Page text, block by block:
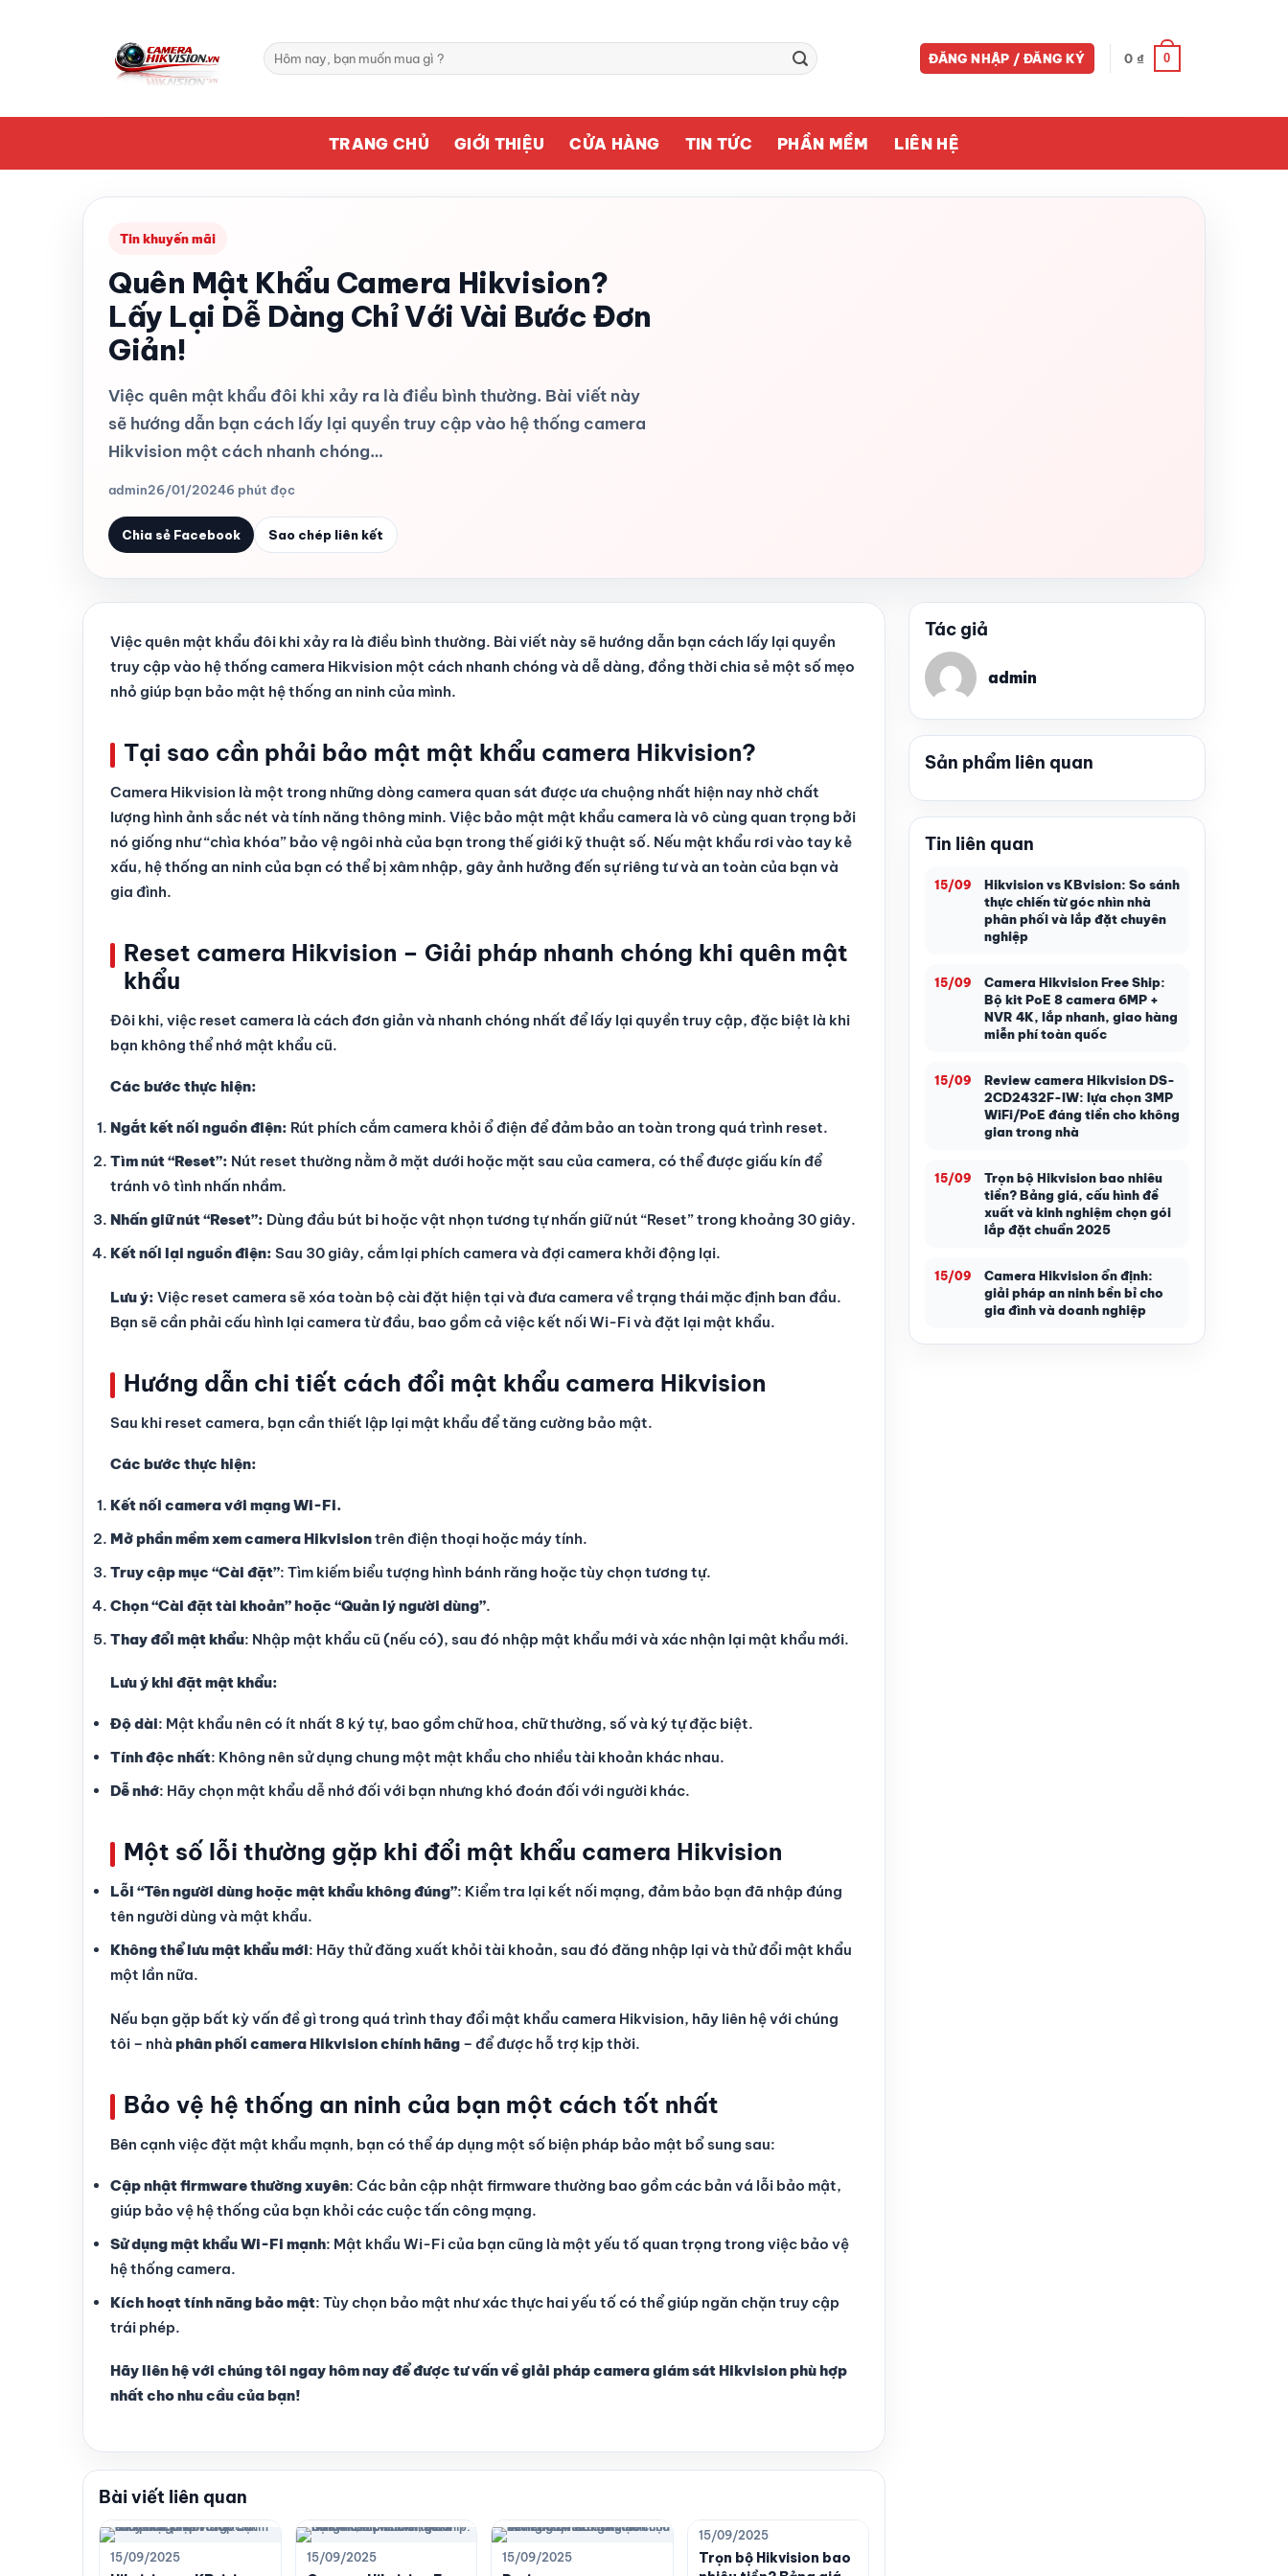
Tìm
kiếm:
ĐĂNG NHẬP / ĐĂNG KÝ 0 ₫ 0
TRANG CHỦ GIỚI THIỆU CỬA HÀNG TIN TỨC PHẦN MỀM LIÊN HỆ
Tin khuyến mãi
Quên Mật Khẩu Camera Hikvision?
Lấy Lại Dễ Dàng Chỉ Với Vài Bước Đơn
Giản!
Việc quên mật khẩu đôi khi xảy ra là điều bình thường. Bài viết này
sẽ hướng dẫn bạn cách lấy lại quyền truy cập vào hệ thống camera
Hikvision một cách nhanh chóng…
admin26/01/20246 phút đọc
Chia sẻ Facebook Sao chép liên kết
Việc quên mật khẩu đôi khi xảy ra là điều bình thường. Bài viết này sẽ hướng dẫn bạn cách lấy lại quyền
truy cập vào hệ thống camera Hikvision một cách nhanh chóng và dễ dàng, đồng thời chia sẻ một số mẹo
nhỏ giúp bạn bảo mật hệ thống an ninh của mình.
Tại sao cần phải bảo mật mật khẩu camera Hikvision?
Camera Hikvision là một trong những dòng camera quan sát được ưa chuộng nhất hiện nay nhờ chất
lượng hình ảnh sắc nét và tính năng thông minh. Việc bảo mật mật khẩu camera là vô cùng quan trọng bởi
nó giống như “chìa khóa” bảo vệ ngôi nhà của bạn trong thế giới kỹ thuật số. Nếu mật khẩu rơi vào tay kẻ
xấu, hệ thống an ninh của bạn có thể bị xâm nhập, gây ảnh hưởng đến sự riêng tư và an toàn của bạn và
gia đình.
Reset camera Hikvision – Giải pháp nhanh chóng khi quên mật
khẩu
Đôi khi, việc reset camera là cách đơn giản và nhanh chóng nhất để lấy lại quyền truy cập, đặc biệt là khi
bạn không thể nhớ mật khẩu cũ.
Các bước thực hiện:
Ngắt kết nối nguồn điện: Rút phích cắm camera khỏi ổ điện để đảm bảo an toàn trong quá trình reset.
Tìm nút “Reset”: Nút reset thường nằm ở mặt dưới hoặc mặt sau của camera, có thể được giấu kín để
tránh vô tình nhấn nhầm.
Nhấn giữ nút “Reset”: Dùng đầu bút bi hoặc vật nhọn tương tự nhấn giữ nút “Reset” trong khoảng 30 giây.
Kết nối lại nguồn điện: Sau 30 giây, cắm lại phích camera và đợi camera khởi động lại.
Lưu ý: Việc reset camera sẽ xóa toàn bộ cài đặt hiện tại và đưa camera về trạng thái mặc định ban đầu.
Bạn sẽ cần phải cấu hình lại camera từ đầu, bao gồm cả việc kết nối Wi-Fi và đặt lại mật khẩu.
Hướng dẫn chi tiết cách đổi mật khẩu camera Hikvision
Sau khi reset camera, bạn cần thiết lập lại mật khẩu để tăng cường bảo mật.
Các bước thực hiện:
Kết nối camera với mạng Wi-Fi.
Mở phần mềm xem camera Hikvisiontrên điện thoại hoặc máy tính.
Truy cập mục “Cài đặt”: Tìm kiếm biểu tượng hình bánh răng hoặc tùy chọn tương tự.
Chọn “Cài đặt tài khoản” hoặc “Quản lý người dùng”.
Thay đổi mật khẩu: Nhập mật khẩu cũ (nếu có), sau đó nhập mật khẩu mới và xác nhận lại mật khẩu mới.
Lưu ý khi đặt mật khẩu:
Độ dài: Mật khẩu nên có ít nhất 8 ký tự, bao gồm chữ hoa, chữ thường, số và ký tự đặc biệt.
Tính độc nhất: Không nên sử dụng chung một mật khẩu cho nhiều tài khoản khác nhau.
Dễ nhớ: Hãy chọn mật khẩu dễ nhớ đối với bạn nhưng khó đoán đối với người khác.
Một số lỗi thường gặp khi đổi mật khẩu camera Hikvision
Lỗi “Tên người dùng hoặc mật khẩu không đúng”: Kiểm tra lại kết nối mạng, đảm bảo bạn đã nhập đúng
tên người dùng và mật khẩu.
Không thể lưu mật khẩu mới: Hãy thử đăng xuất khỏi tài khoản, sau đó đăng nhập lại và thử đổi mật khẩu
một lần nữa.
Nếu bạn gặp bất kỳ vấn đề gì trong quá trình thay đổi mật khẩu camera Hikvision, hãy liên hệ với chúng
tôi – nhà phân phối camera Hikvision chính hãng – để được hỗ trợ kịp thời.
Bảo vệ hệ thống an ninh của bạn một cách tốt nhất
Bên cạnh việc đặt mật khẩu mạnh, bạn có thể áp dụng một số biện pháp bảo mật bổ sung sau:
Cập nhật firmware thường xuyên: Các bản cập nhật firmware thường bao gồm các bản vá lỗi bảo mật,
giúp bảo vệ hệ thống của bạn khỏi các cuộc tấn công mạng.
Sử dụng mật khẩu Wi-Fi mạnh: Mật khẩu Wi-Fi của bạn cũng là một yếu tố quan trọng trong việc bảo vệ
hệ thống camera.
Kích hoạt tính năng bảo mật: Tùy chọn bảo mật như xác thực hai yếu tố có thể giúp ngăn chặn truy cập
trái phép.
Hãy liên hệ với chúng tôi ngay hôm nay để được tư vấn về giải pháp camera giám sát Hikvision phù hợp
nhất cho nhu cầu của bạn!
Bài viết liên quan
15/09/2025 15/09/2025 15/09/2025
15/09/2025
Trọn bộ Hikvision bao
Tác giả
admin
Sản phẩm liên quan
Tin liên quan
15/09
Hikvision vs KBvision: So sánh
thực chiến từ góc nhìn nhà
phân phối và lắp đặt chuyên
nghiệp
15/09
Camera Hikvision Free Ship:
Bộ kit PoE 8 camera 6MP +
NVR 4K, lắp nhanh, giao hàng
miễn phí toàn quốc
15/09
Review camera Hikvision DS-
2CD2432F-IW: lựa chọn 3MP
WiFi/PoE đáng tiền cho không
gian trong nhà
15/09
Trọn bộ Hikvision bao nhiêu
tiền? Bảng giá, cấu hình đề
xuất và kinh nghiệm chọn gói
lắp đặt chuẩn 2025
15/09
Camera Hikvision ổn định:
giải pháp an ninh bền bỉ cho
gia đình và doanh nghiệp